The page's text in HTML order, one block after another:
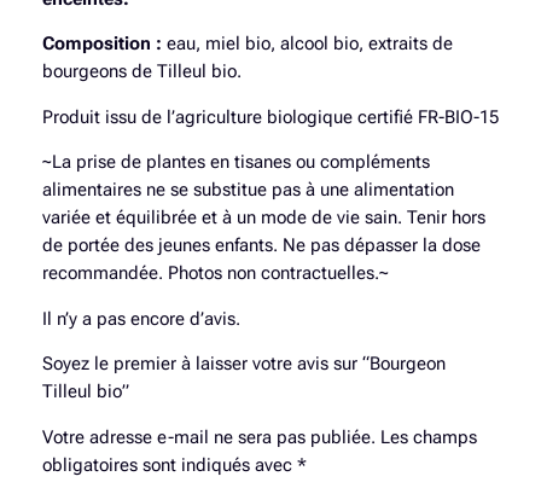
Composition : eau, miel bio, alcool bio, extraits de
bourgeons de Tilleul bio.
Produit issu de l’agriculture biologique certifié FR-BIO-15
~La prise de plantes en tisanes ou compléments
alimentaires ne se substitue pas à une alimentation
variée et équilibrée et à un mode de vie sain. Tenir hors
de portée des jeunes enfants. Ne pas dépasser la dose
recommandée. Photos non contractuelles.~
Il n’y a pas encore d’avis.
Soyez le premier à laisser votre avis sur “Bourgeon
Tilleul bio”
Votre adresse e-mail ne sera pas publiée. Les champs
obligatoires sont indiqués avec *